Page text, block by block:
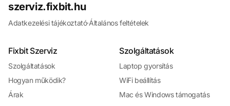
szerviz.fixbit.hu
Adatkezelési tájékoztató·Általános feltételek
Fixbit Szerviz
Szolgáltatások
Hogyan működik?
Árak
Szolgáltatások
Laptop gyorsítás
WiFi beállítás
Mac és Windows támogatás